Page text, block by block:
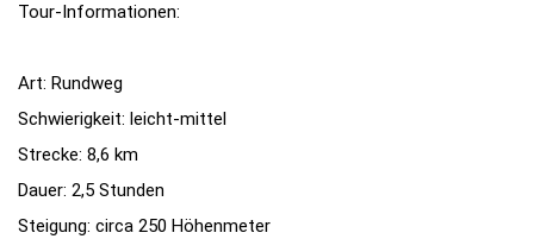
Tour-Informationen:
Art: Rundweg
Schwierigkeit: leicht-mittel
Strecke: 8,6 km
Dauer: 2,5 Stunden
Steigung: circa 250 Höhenmeter